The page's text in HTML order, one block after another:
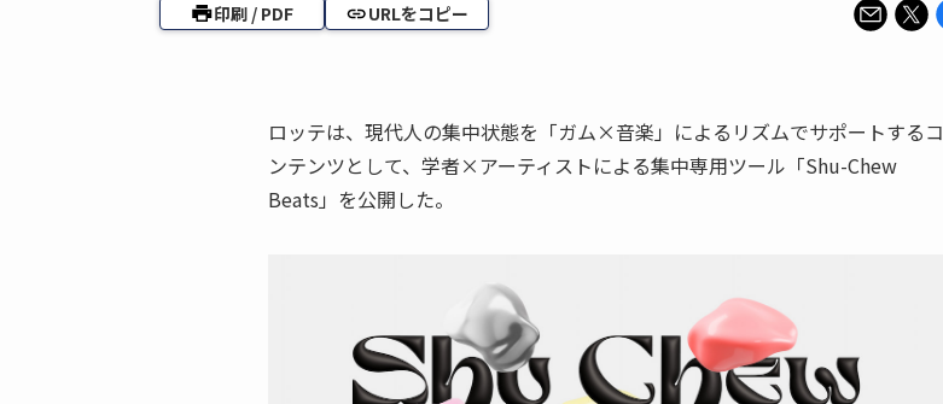
印刷 / PDF URLをコピー
ロッテは、現代人の集中状態を「ガム×音楽」によるリズムでサポートするコ
ンテンツとして、学者×アーティストによる集中専用ツール「Shu-Chew
Beats」を公開した。